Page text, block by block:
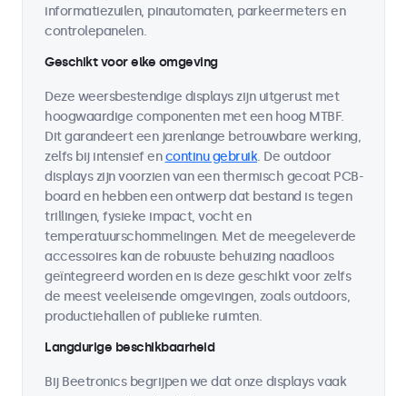
informatiezuilen, pinautomaten, parkeermeters en
controlepanelen.
Geschikt voor elke omgeving
Deze weersbestendige displays zijn uitgerust met
hoogwaardige componenten met een hoog MTBF.
Dit garandeert een jarenlange betrouwbare werking,
zelfs bij intensief encontinu gebruik. De outdoor
displays zijn voorzien van een thermisch gecoat PCB-
board en hebben een ontwerp dat bestand is tegen
trillingen, fysieke impact, vocht en
temperatuurschommelingen. Met de meegeleverde
accessoires kan de robuuste behuizing naadloos
geïntegreerd worden en is deze geschikt voor zelfs
de meest veeleisende omgevingen, zoals outdoors,
productiehallen of publieke ruimten.
Langdurige beschikbaarheid
Bij Beetronics begrijpen we dat onze displays vaak